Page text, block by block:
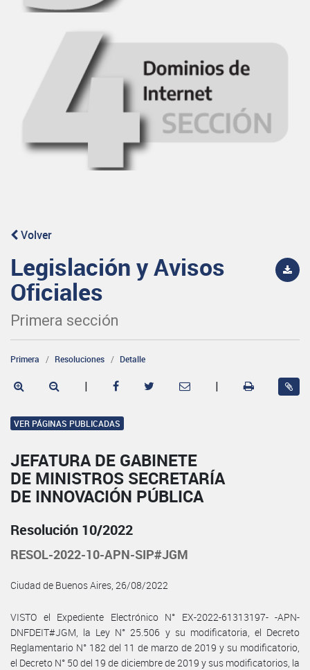
Volver
Legislación y Avisos
Oficiales
Primera sección
Primera Resoluciones Detalle
| |
VER PÁGINAS PUBLICADAS
JEFATURA DE GABINETE
DE MINISTROS SECRETARÍA
DE INNOVACIÓN PÚBLICA
Resolución 10/2022
RESOL-2022-10-APN-SIP#JGM
Ciudad de Buenos Aires, 26/08/2022
VISTO el Expediente Electrónico N° EX-2022-61313197- -APN-
DNFDEIT#JGM, la Ley N° 25.506 y su modificatoria, el Decreto
Reglamentario N° 182 del 11 de marzo de 2019 y su modificatorio,
el Decreto N° 50 del 19 de diciembre de 2019 y sus modificatorios, la